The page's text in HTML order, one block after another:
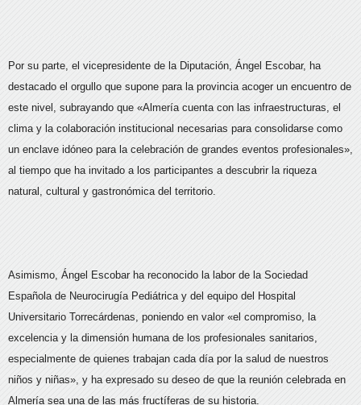
Por su parte, el vicepresidente de la Diputación, Ángel Escobar, ha
destacado el orgullo que supone para la provincia acoger un encuentro de
este nivel, subrayando que «Almería cuenta con las infraestructuras, el
clima y la colaboración institucional necesarias para consolidarse como
un enclave idóneo para la celebración de grandes eventos profesionales»,
al tiempo que ha invitado a los participantes a descubrir la riqueza
natural, cultural y gastronómica del territorio.
Asimismo, Ángel Escobar ha reconocido la labor de la Sociedad
Española de Neurocirugía Pediátrica y del equipo del Hospital
Universitario Torrecárdenas, poniendo en valor «el compromiso, la
excelencia y la dimensión humana de los profesionales sanitarios,
especialmente de quienes trabajan cada día por la salud de nuestros
niños y niñas», y ha expresado su deseo de que la reunión celebrada en
Almería sea una de las más fructíferas de su historia.